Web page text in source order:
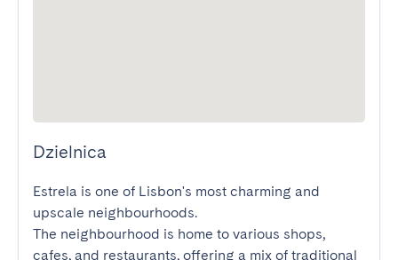
Dzielnica
Estrela is one of Lisbon's most charming and
upscale neighbourhoods.
The neighbourhood is home to various shops,
cafes, and restaurants, offering a mix of traditional